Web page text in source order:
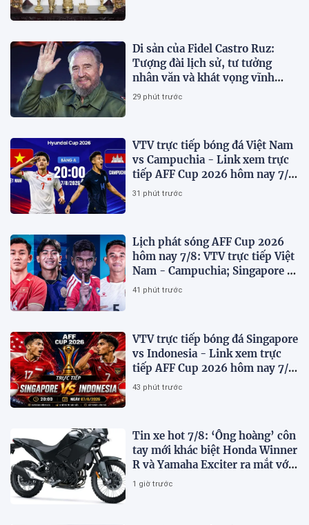
Di sản của Fidel Castro Ruz:
Tượng đài lịch sử, tư tưởng
nhân văn và khát vọng vĩnh
hằng
29 phút trước
VTV trực tiếp bóng đá Việt Nam
vs Campuchia - Link xem trực
tiếp AFF Cup 2026 hôm nay 7/8
trên VTV6
31 phút trước
Lịch phát sóng AFF Cup 2026
hôm nay 7/8: VTV trực tiếp Việt
Nam - Campuchia; Singapore -
Indonesia
41 phút trước
VTV trực tiếp bóng đá Singapore
vs Indonesia - Link xem trực
tiếp AFF Cup 2026 hôm nay 7/8
trên VTV7
43 phút trước
Tin xe hot 7/8: ‘Ông hoàng’ côn
tay mới khác biệt Honda Winner
R và Yamaha Exciter ra mắt với
giá hấp dẫn
1 giờ trước